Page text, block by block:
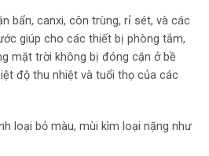
bẩn, canxi, côn trùng, rỉ sét, và các
giúp cho các thiết bị phòng tắm,
mặt trời không bị đóng cặn ở bề
độ thu nhiệt và tuổi thọ của các
loại bỏ màu, mùi kìm loại nặng như